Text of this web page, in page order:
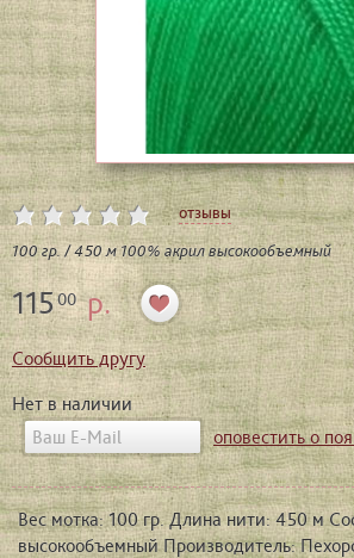
отзывы
100 гр. / 450 м 100% акрил высокообъемный
11500р.
Сообщить другу
Нет в наличии
оповестить о
Вес мотка: 100 гр. Длина нити: 450 м
высокообъемный Производитель: